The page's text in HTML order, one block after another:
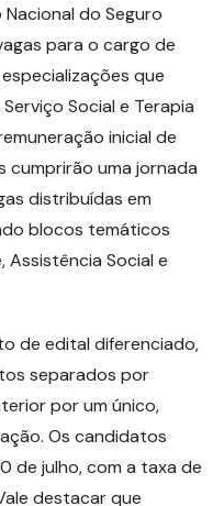
do Seguro
para o cargo de
que
Social e Terapia
inicial de
cumprirão uma jornada
distribuídas em
blocos temáticos
Assistência Social e
de edital diferenciado,
separados por
por um único,
Os candidatos
de julho, com a taxa de
destacar que